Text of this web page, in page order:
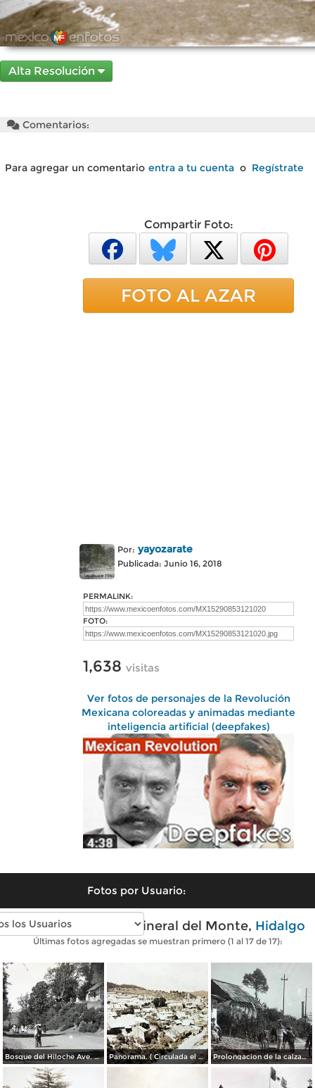
Alta Resolución
Comentarios:
Para agregar un comentario entra a tu cuenta o Regístrate
Compartir Foto:
FOTO AL AZAR
Por: yayozarate
Publicada: Junio 16, 2018
PERMALINK:
FOTO:
1,638 visitas
Ver fotos de personajes de la Revolución
Mexicana coloreadas y animadas mediante
inteligencia artificial (deepfakes)
Fotos por Usuario:
Fotos antiguas de Mineral del Monte, Hidalgo
Últimas fotos agregadas se muestran primero (1 al 17 de 17):
Bosque del Hiloche Ave. del Hipodromo. Panorama. ( Circulada el 26 de Agosto de 1927 ). Prolongacion de la calzada del hipodromo ( Circulada el 2 de Septiembre de 1924 ).